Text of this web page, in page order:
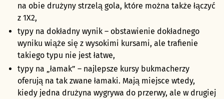
na obie drużyny strzelą gola, które można także łączyć
z 1X2,
typy na dokładny wynik – obstawienie dokładnego
wyniku wiąże się z wysokimi kursami, ale trafienie
takiego typu nie jest łatwe,
typy na „łamak” – najlepsze kursy bukmacherzy
oferują na tak zwane łamaki. Mają miejsce wtedy,
kiedy jedna drużyna wygrywa do przerwy, ale w drugiej